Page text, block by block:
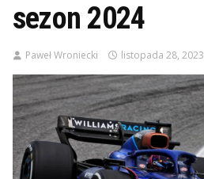
sezon 2024
Paweł Wroniecki listopada 28, 2023